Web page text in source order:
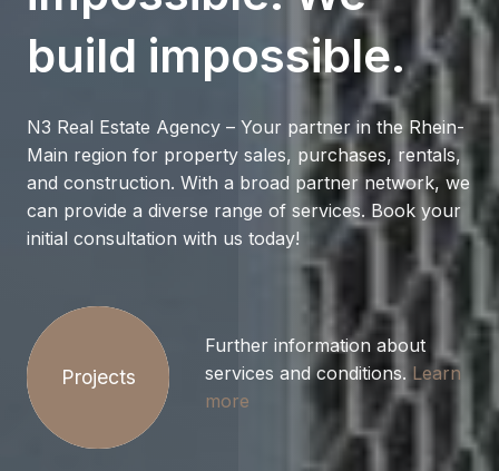
build impossible.
N3 Real Estate Agency – Your partner in the Rhein-
Main region for property sales, purchases, rentals,
and construction. With a broad partner network, we
can provide a diverse range of services. Book your
initial consultation with us today!
Projects
Further information about
services and conditions. Learn
more